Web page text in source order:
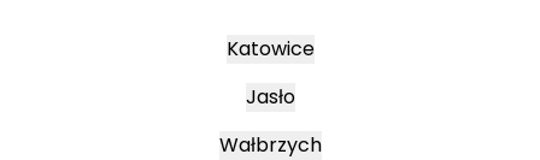
Katowice
Jasło
Wałbrzych